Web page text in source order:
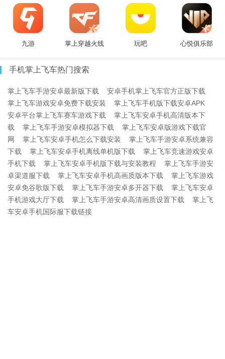
九游 掌上穿越火线 玩吧 心悦俱乐部
手机掌上飞车热门搜索
掌上飞车手游安卓最新版下载
安卓手机掌上飞车官方正版下载
掌上飞车游戏安卓免费下载安装
掌上飞车手机版下载安卓APK
安卓平台掌上飞车赛车游戏下载
掌上飞车安卓手机高清版本下
载
掌上飞车手游安卓模拟器下载
掌上飞车安卓版游戏下载官
网
掌上飞车安卓手机怎么下载安装
掌上飞车手游安卓系统兼容
下载
掌上飞车安卓手机离线单机版下载
掌上飞车竞速游戏安卓
手机下载
掌上飞车安卓手机版下载与安装教程
掌上飞车手游安
卓渠道服下载
掌上飞车安卓手机高画质版本下载
掌上飞车游戏
安卓免谷歌版下载
掌上飞车手游安卓多开器下载
掌上飞车安卓
手机游戏大厅下载
掌上飞车手游安卓高清画质设置下载
掌上飞
车安卓手机国际服下载链接